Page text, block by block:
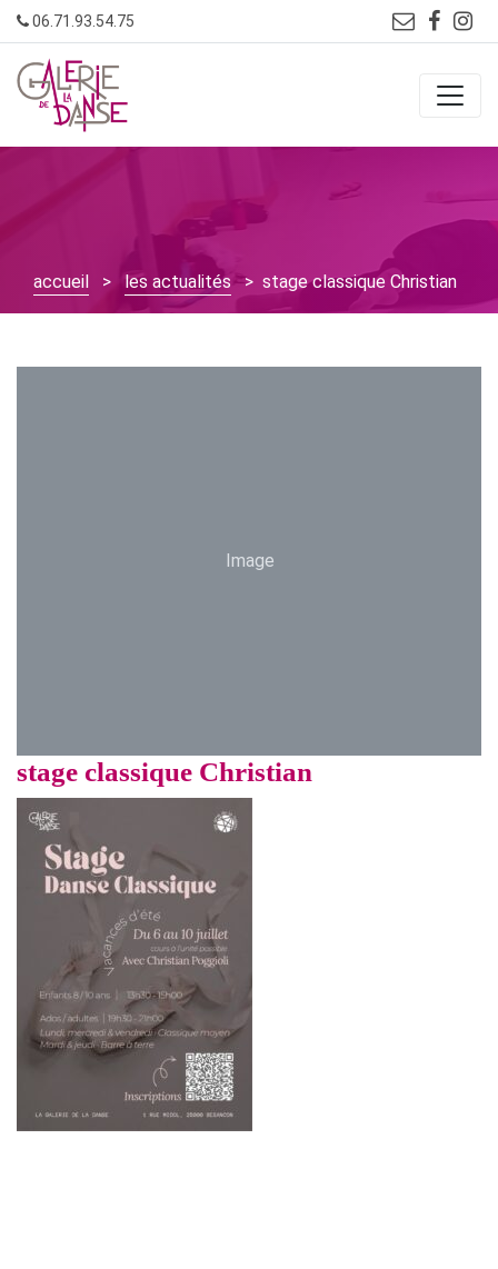
Skip
to
content
06.71.93.54.75
accueil > les actualités > stage classique Christian
Image
stage classique Christian